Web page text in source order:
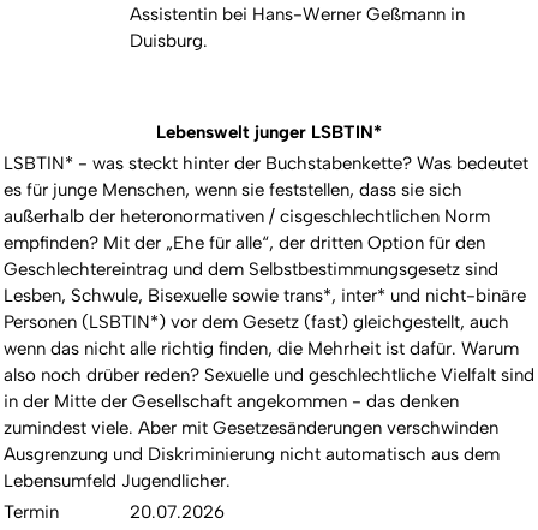
Assistentin bei Hans-Werner Geßmann in
Duisburg.
Lebenswelt junger LSBTIN*
LSBTIN* - was steckt hinter der Buchstabenkette? Was bedeutet
es für junge Menschen, wenn sie feststellen, dass sie sich
außerhalb der heteronormativen / cisgeschlechtlichen Norm
empfinden? Mit der „Ehe für alle“, der dritten Option für den
Geschlechtereintrag und dem Selbstbestimmungsgesetz sind
Lesben, Schwule, Bisexuelle sowie trans*, inter* und nicht-binäre
Personen (LSBTIN*) vor dem Gesetz (fast) gleichgestellt, auch
wenn das nicht alle richtig finden, die Mehrheit ist dafür. Warum
also noch drüber reden? Sexuelle und geschlechtliche Vielfalt sind
in der Mitte der Gesellschaft angekommen - das denken
zumindest viele. Aber mit Gesetzesänderungen verschwinden
Ausgrenzung und Diskriminierung nicht automatisch aus dem
Lebensumfeld Jugendlicher.
Termin
20.07.2026